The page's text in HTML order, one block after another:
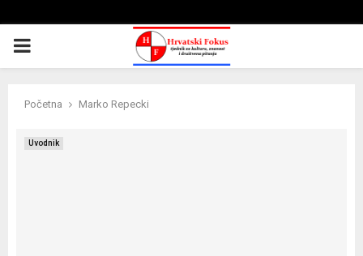
PRIMARY
Početna Marko Repecki
Uvodnik